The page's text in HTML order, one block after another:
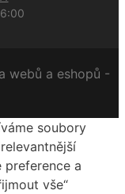
webů a eshopů -
soubory
preference a
vše“